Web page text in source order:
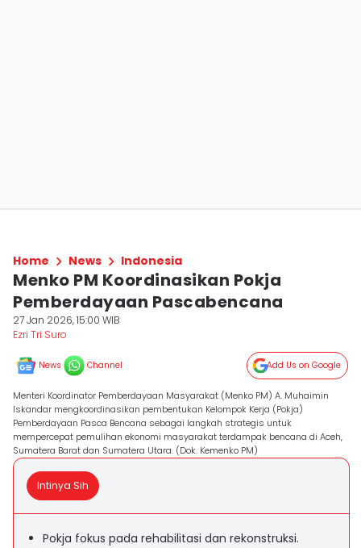
Home News Indonesia
Menko PM Koordinasikan Pokja
Pemberdayaan Pascabencana
27 Jan 2026, 15:00 WIB
Ezri Tri Suro
News Channel Add Us on Google
Menteri Koordinator Pemberdayaan Masyarakat (Menko PM) A. Muhaimin
Iskandar mengkoordinasikan pembentukan Kelompok Kerja (Pokja)
Pemberdayaan Pasca Bencana sebagai langkah strategis untuk
mempercepat pemulihan ekonomi masyarakat terdampak bencana di Aceh,
Sumatera Barat dan Sumatera Utara. (Dok. Kemenko PM)
Intinya Sih
Pokja fokus pada rehabilitasi dan rekonstruksi.